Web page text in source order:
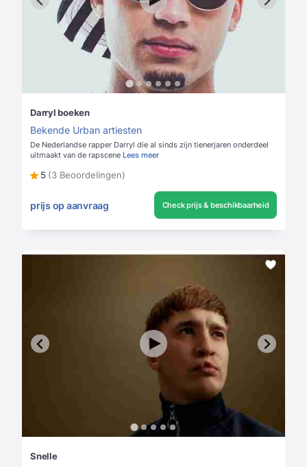
Darryl boeken
Bekende Urban artiesten
De Nederlandse rapper Darryl die al sinds zijn tienerjaren onderdeel
uitmaakt van de rapscene Lees meer
5 (3 Beoordelingen)
prijs op aanvraag Check prijs & beschikbaarheid
Snelle